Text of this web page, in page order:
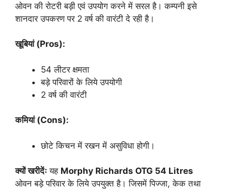
ओवन की रोटरी बड़ी एवं उपयोग करने में सरल है। कम्पनी इसे
शानदार उपकरण पर 2 वर्ष की वारंटी दे रही है।
खूबियां (Pros):
54 लीटर क्षमता
बड़े परिवारों के लिये उपयोगी
2 वर्ष की वारंटी
कमियां (Cons):
छोटे किचन में रखन में असुविधा होगी।
क्यों खरीदेंः यह Morphy Richards OTG 54 Litres
ओवन बड़े परिवार के लिये उपयुक्त है। जिसमें पिज्जा, केक तथा